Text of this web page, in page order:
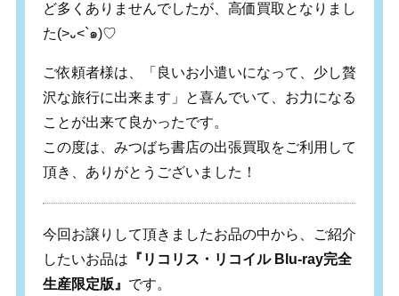
ど多くありませんでしたが、高価買取となりまし
た(>᎑<`๑)♡
ご依頼者様は、「良いお小遣いになって、少し贅
沢な旅行に出来ます」と喜んでいて、お力になる
ことが出来て良かったです。
この度は、みつばち書店の出張買取をご利用して
頂き、ありがとうございました！
今回お譲りして頂きましたお品の中から、ご紹介
したいお品は 『リコリス・リコイル Blu-ray完全
生産限定版』 です。